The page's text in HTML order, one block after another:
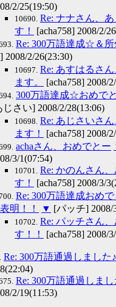
2/25(19:50)
10690. Re: ナナさん、
す！
[acha758] 2008/2/
Re: 300万語達成☆＆所
2008/2/26(23:30)
10697. Re: あすはるさ
ます。
[acha758] 2008/
300万語達成☆おめで
じさい] 2008/2/28(13:06)
10698. Re: あじさいさ
ます！
[acha758] 2008/
achaさん、おめでとー
3/1(07:54)
10701.
Re: かのんさん
す！
[acha758] 2008/3/
Re: 300万語達成おめ
明！！
▼ [パッチ] 2008/
10702. Re: パッチさん
す！！
[acha758] 2008/
Re: 300万語通過しました♪
Re: 300万語通過しまし
2/19(11:53)